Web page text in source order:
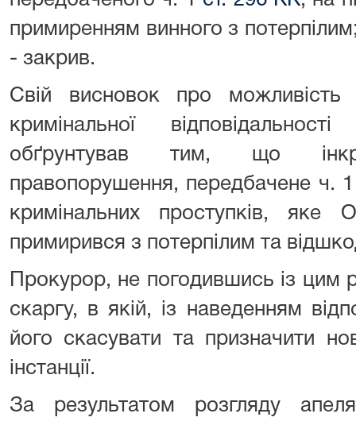
примиренням винного з
- закрив.
Свій висновок про
кримінальної
обґрунтував тим, що
правопорушення, передбачене ч.
кримінальних проступків,
примирився з потерпілим та
Прокурор, не погодившись із цим
скаргу, в якій, із наведенням
його скасувати та призначити
інстанції.
За результатом розгляду